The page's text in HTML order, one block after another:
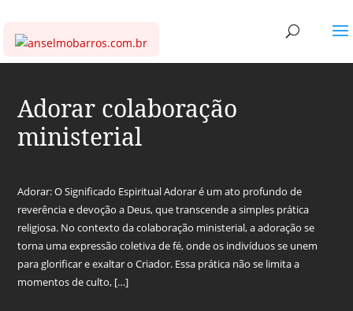
Adorar colaboração
ministerial
Adorar: O Significado Espiritual Adorar é um ato profundo de
reverência e devoção a Deus, que transcende a simples prática
religiosa. No contexto da colaboração ministerial, a adoração se
torna uma expressão coletiva de fé, onde os indivíduos se unem
para glorificar e exaltar o Criador. Essa prática não se limita a
momentos de culto, […]